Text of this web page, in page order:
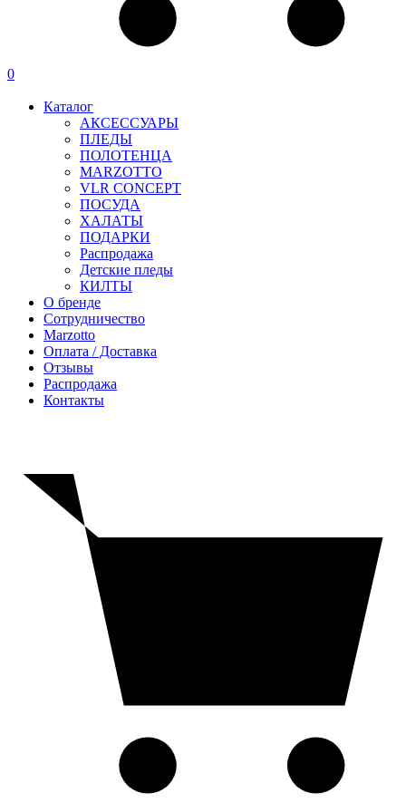
0
Каталог
АКСЕССУАРЫ
ПЛЕДЫ
ПОЛОТЕНЦА
MARZOTTO
VLR CONCEPT
ПОСУДА
ХАЛАТЫ
ПОДАРКИ
Распродажа
Детские пледы
КИЛТЫ
О бренде
Сотрудничество
Marzotto
Оплата / Доставка
Отзывы
Распродажа
Контакты